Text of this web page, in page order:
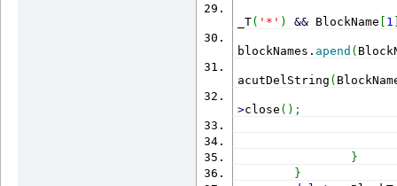
_T( '*' ) && BlockName 1
blockNames. apend (
acutDelString (
>close ( ) ;
}
}